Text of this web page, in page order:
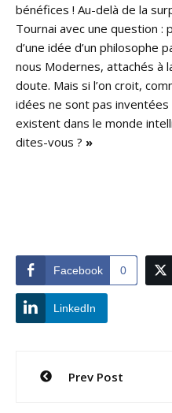
bénéfices ! Au-delà de la
Tournai avec une question :
d’une idée d’un philosophe
nous Modernes, attachés à
doute. Mais si l’on croit,
idées ne sont pas inventées
existent dans le monde
dites-vous ? »
Facebook 0
LinkedIn
Navigation
Prev Post